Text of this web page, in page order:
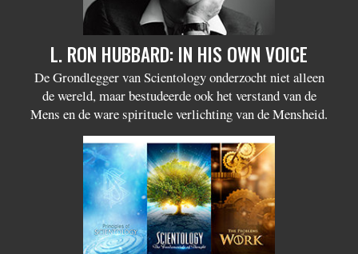
L. RON HUBBARD: IN HIS OWN VOICE
De Grondlegger van Scientology onderzocht niet alleen
de wereld, maar bestudeerde ook het verstand van de
Mens en de ware spirituele verlichting van de Mensheid.